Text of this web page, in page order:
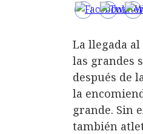
La llegada
las grandes
después de
la
grande. Sin
también